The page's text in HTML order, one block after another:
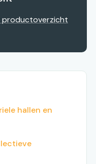
productoverzicht
hallen en